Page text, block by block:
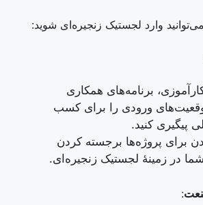
وارد لجستیک زنجیره‌ای شوید:
برنامه‌های همکاری
ورودی را برای کسب
پیگیری کنید.
برای پروژه‌ها برجسته کردن
در زمینهٔ لجستیک زنجیره‌ای.
: